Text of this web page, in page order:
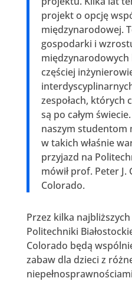
projekt o opcję
międzynarodowej.
gospodarki i
częściej
zespołach, których
są po całym
naszym studentom
w takich właśnie
przyjazd na
mówił prof. Peter
Colorado.
Przez kilka
Politechniki
Colorado będą
zabaw dla dzieci z